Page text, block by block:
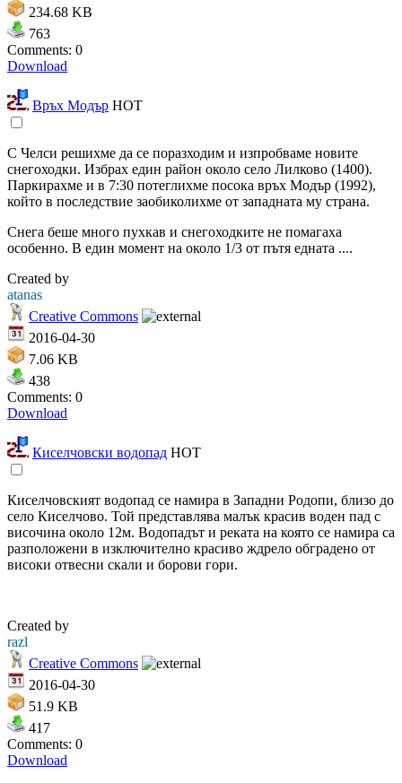
234.68 KB
763
Comments: 0
Download
Връх Модър HOT
С Челси решихме да се поразходим и изпробваме новите
снегоходки. Избрах един район около село Лилково (1400).
Паркирахме и в 7:30 потеглихме посока връх Модър (1992),
който в последствие заобиколихме от западната му страна.
Снега беше много пухкав и снегоходките не помагаха
особенно. В един момент на около 1/3 от пътя едната ....
Created by
atanas
Creative Commons
2016-04-30
7.06 KB
438
Comments: 0
Download
Киселчовски водопад HOT
Киселчовският водопад се намира в Западни Родопи, близо до
село Киселчoво. Той представлява малък красив воден пад с
височина около 12м. Водопадът и реката на която се намира са
разположени в изключително красиво ждрело обградено от
високи отвесни скали и борови гори.
Created by
razl
Creative Commons
2016-04-30
51.9 KB
417
Comments: 0
Download